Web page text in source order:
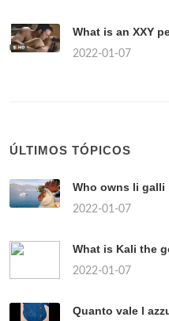
What is an XXY
2022-01-07
ÚLTIMOS TÓPICOS
Who owns li galli
2022-01-07
What is Kali the
2022-01-07
Quanto vale l